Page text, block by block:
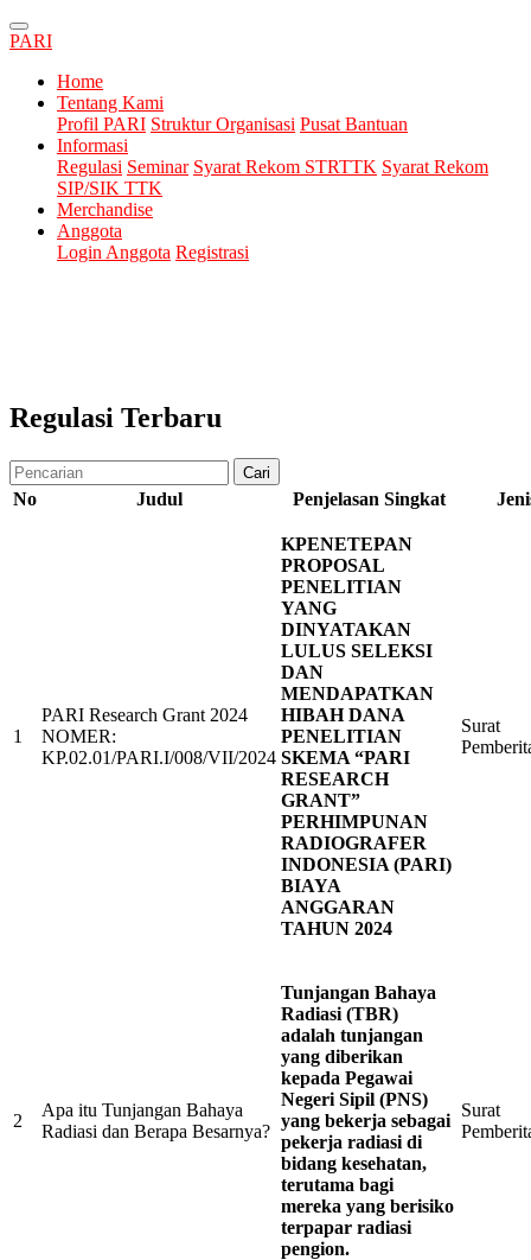
PARI
Home
Tentang Kami
Profil PARI Struktur Organisasi Pusat Bantuan
Informasi
Regulasi Seminar Syarat Rekom STRTTK Syarat Rekom
SIP/SIK TTK
Merchandise
Anggota
Login Anggota Registrasi
Regulasi Terbaru
Cari
No Judul Penjelasan Singkat
1
PARI Research Grant 2024
NOMER:
KP.02.01/PARI.I/008/VII/2024
KPENETEPAN
PROPOSAL
PENELITIAN
YANG
DINYATAKAN
LULUS SELEKSI
DAN
MENDAPATKAN
HIBAH DANA
PENELITIAN
SKEMA “PARI
RESEARCH
GRANT”
PERHIMPUNAN
RADIOGRAFER
INDONESIA (PARI)
BIAYA
ANGGARAN
TAHUN 2024
Surat
2
Apa itu Tunjangan Bahaya
Radiasi dan Berapa Besarnya?
Tunjangan Bahaya
Radiasi (TBR)
adalah tunjangan
yang diberikan
kepada Pegawai
Negeri Sipil (PNS)
yang bekerja sebagai
pekerja radiasi di
bidang kesehatan,
terutama bagi
mereka yang berisiko
terpapar radiasi
pengion.
Surat